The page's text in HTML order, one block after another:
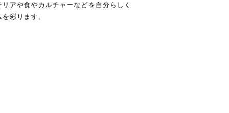
アや食やカルチャーなどを自分らしく
彩ります。